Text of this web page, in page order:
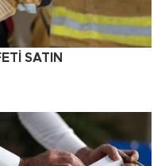
SATIN